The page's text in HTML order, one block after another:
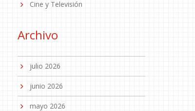
Cine y Televisión
Archivo
julio 2026
junio 2026
mayo 2026